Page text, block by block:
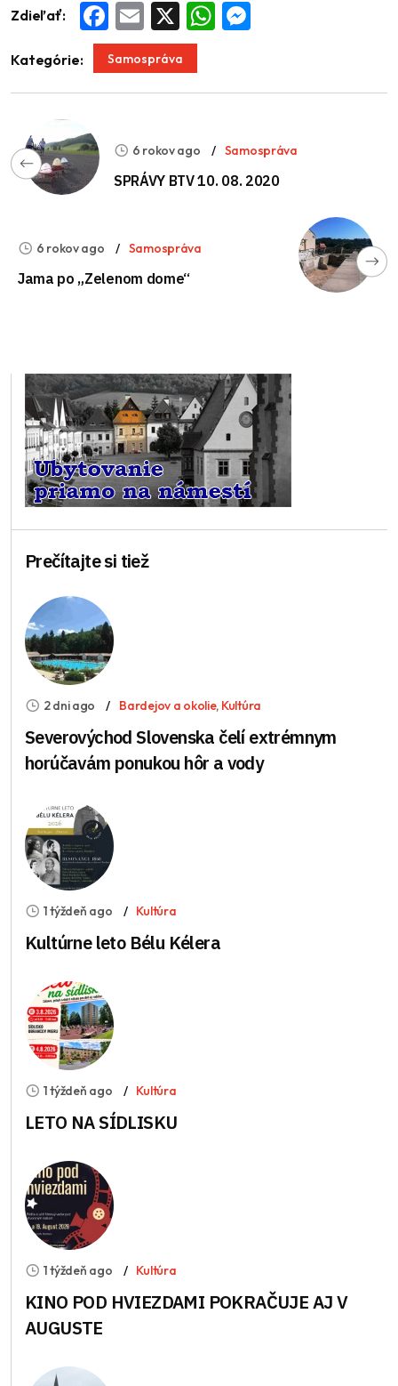
Zdieľať: Facebook
Email WhatsApp
Kategórie: Samospráva
6 rokov ago Samospráva
SPRÁVY BTV 10. 08. 2020
6 rokov ago Samospráva
Jama po „Zelenom dome“
Prečítajte si tiež
2 dni ago Bardejov a okolie, Kultúra
Severovýchod Slovenska čelí extrémnym
horúčavám ponukou hôr a vody
1 týždeň ago Kultúra
Kultúrne leto Bélu Kélera
1 týždeň ago Kultúra
LETO NA SÍDLISKU
1 týždeň ago Kultúra
KINO POD HVIEZDAMI POKRAČUJE AJ V
AUGUSTE